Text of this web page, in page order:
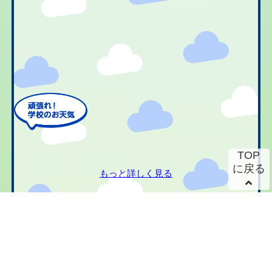
もっと詳しく見る
TOP
に戻る